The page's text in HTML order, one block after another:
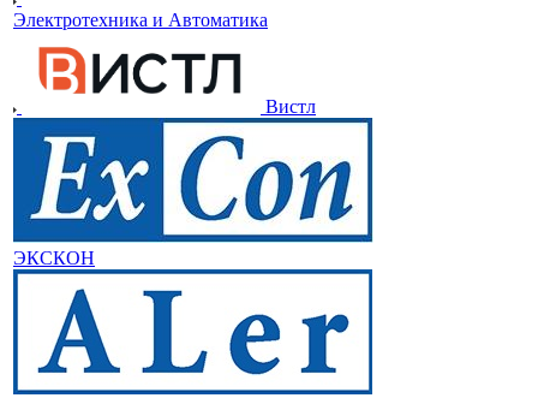
Электротехника и Автоматика
Вистл
ЭКСКОН